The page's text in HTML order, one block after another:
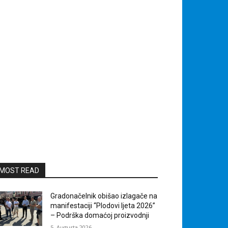
READ
Gradonačelnik obišao izlagače na
manifestaciji “Plodovi ljeta 2026”
– Podrška domaćoj proizvodnji